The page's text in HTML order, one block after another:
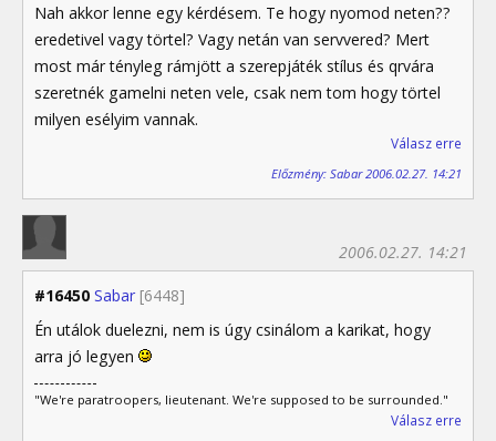
Nah akkor lenne egy kérdésem. Te hogy nyomod neten??
eredetivel vagy törtel? Vagy netán van servvered? Mert
most már tényleg rámjött a szerepjáték stílus és qrvára
szeretnék gamelni neten vele, csak nem tom hogy törtel
milyen esélyim vannak.
Válasz erre
Előzmény: Sabar 2006.02.27. 14:21
#16450 Sabar [6448]
2006.02.27. 14:21
Én utálok duelezni, nem is úgy csinálom a karikat, hogy
arra jó legyen
"We're paratroopers, lieutenant. We're supposed to be surrounded."
Válasz erre